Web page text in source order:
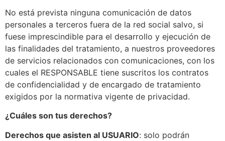
No está prevista ninguna comunicación de datos
personales a terceros fuera de la red social salvo, si
fuese imprescindible para el desarrollo y ejecución de
las finalidades del tratamiento, a nuestros proveedores
de servicios relacionados con comunicaciones, con los
cuales el RESPONSABLE tiene suscritos los contratos
de confidencialidad y de encargado de tratamiento
exigidos por la normativa vigente de privacidad.
¿Cuáles son tus derechos?
Derechos que asisten al USUARIO: solo podrán